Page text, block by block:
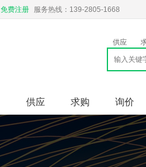
免费注册 服务热线：139-2805-1668
供应
供应 求购 询价